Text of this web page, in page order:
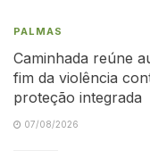
PALMAS
Caminhada reúne
fim da violência
proteção integrada
07/08/2026